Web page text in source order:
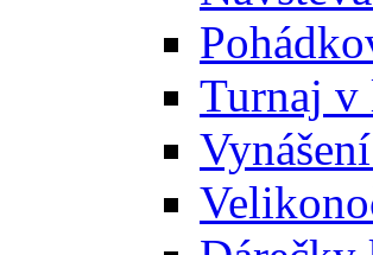
Turnaj v